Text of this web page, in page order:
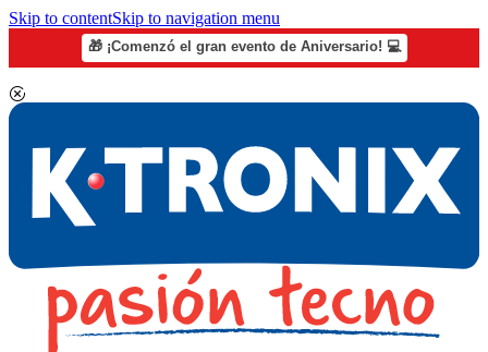
Skip to contentSkip to navigation menu
🎁 ¡Comenzó el gran evento de Aniversario! 💻